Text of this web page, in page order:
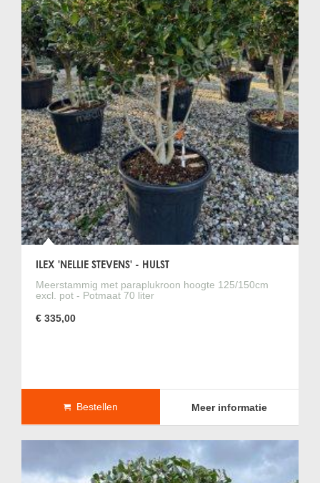
ILEX 'NELLIE STEVENS' - HULST
Meerstammig met paraplukroon hoogte 125/150cm
excl. pot - Potmaat 70 liter
€ 335,00
Bestellen Meer informatie